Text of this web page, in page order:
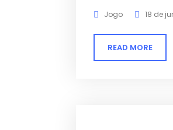
Jogo 18 de
READ MORE